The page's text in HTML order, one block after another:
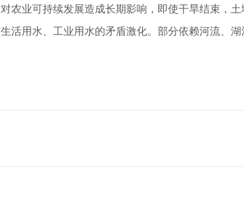
业可持续发展造成长期影响，即使干旱结束，土
活用水、工业用水的矛盾激化。部分依赖河流、